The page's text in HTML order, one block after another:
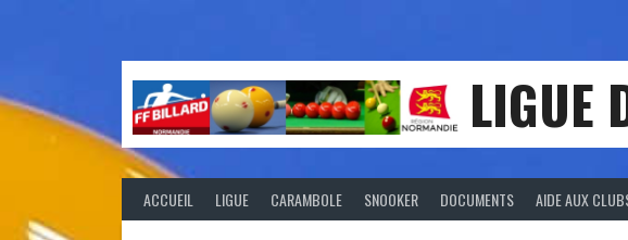
LIGUE
ACCUEIL LIGUE CARAMBOLE SNOOKER DOCUMENTS AIDE AUX